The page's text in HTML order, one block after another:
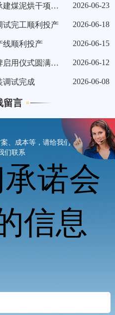
项目落地阳泉！郑州鼎力承建煤泥烘干项目顺利投产 2026-06-23
试完工顺利投产 2026-06-18
线顺利投产 2026-06-15
鼎力集团郡北生产基地揭牌启用仪式圆满举行 2026-06-12
调试完成 2026-06-08
留言
、成本等，请给我们
们联系
诺会
信息